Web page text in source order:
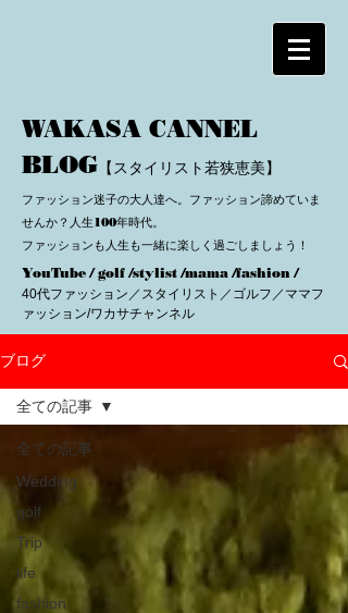
WAKASA CANNEL
BLOG 【スタイリスト若狭恵美】
ファッション迷子の大人達へ。ファッション諦めていま
せんか？人生100年時代。
ファッションも人生も一緒に楽しく過ごしましょう！
YouTube / golf /stylist /mama /fashion /
40代ファッション／スタイリスト／ゴルフ／ママフ
ァッション/ワカサチャンネル
ブログ
全ての記事
Wedding
golf
Trip
life
fashion
全ての記事